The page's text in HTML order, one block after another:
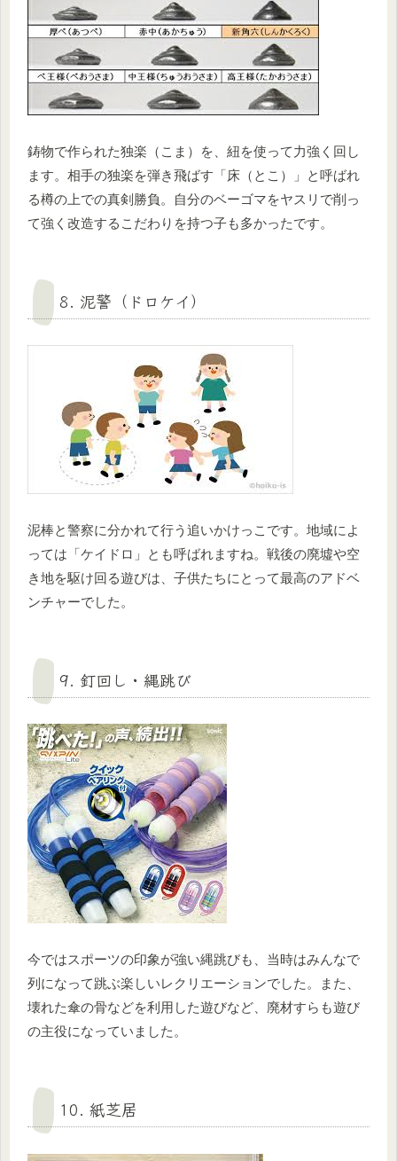
鋳物で作られた独楽（こま）を、紐を使って力強く回し
ます。相手の独楽を弾き飛ばす「床（とこ）」と呼ばれ
る樽の上での真剣勝負。自分のベーゴマをヤスリで削っ
て強く改造するこだわりを持つ子も多かったです。
8. 泥警（ドロケイ）
泥棒と警察に分かれて行う追いかけっこです。地域によ
っては「ケイドロ」とも呼ばれますね。戦後の廃墟や空
き地を駆け回る遊びは、子供たちにとって最高のアドベ
ンチャーでした。
9. 釘回し・縄跳び
今ではスポーツの印象が強い縄跳びも、当時はみんなで
列になって跳ぶ楽しいレクリエーションでした。また、
壊れた傘の骨などを利用した遊びなど、廃材すらも遊び
の主役になっていました。
10. 紙芝居